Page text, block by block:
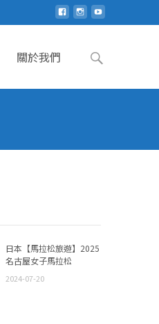
關於我們
Search
日本【馬拉松旅遊】2025
名古屋女子馬拉松
2024-07-20